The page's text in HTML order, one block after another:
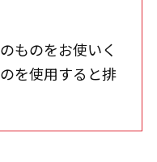
ものをお使いく
を使用すると排